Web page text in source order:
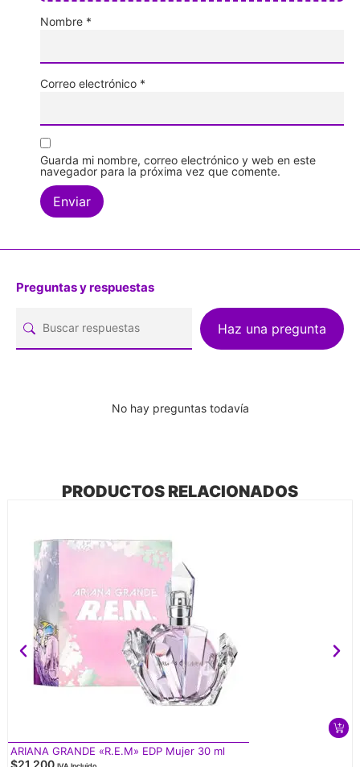
Nombre *
Correo electrónico *
Guarda mi nombre, correo electrónico y web en este
navegador para la próxima vez que comente.
Preguntas y respuestas
Haz una pregunta
No hay preguntas todavía
PRODUCTOS RELACIONADOS
ARIANA GRANDE «R.E.M» EDP Mujer 30 ml
$21.200